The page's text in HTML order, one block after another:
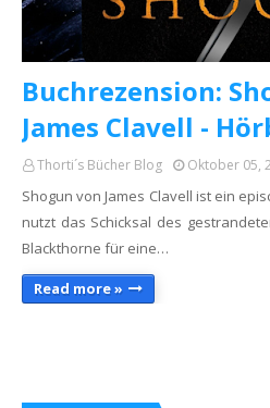
Buchrezension:
James Clavell -
Thorti´s Bücher Blog Oktober 05,
Shogun von James Clavell ist ein
nutzt das Schicksal des
Blackthorne für eine…
Read more »